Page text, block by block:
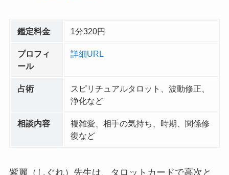
鑑定料金 1分320円
プロフィ
ール
詳細URL
占術
スピリチュアルタロット、波動修正、
浄化など
相談内容
複雑愛、相手の気持ち、時期、関係修
復など
紫麗（しぐれ）先生は、タロットカードで高次と